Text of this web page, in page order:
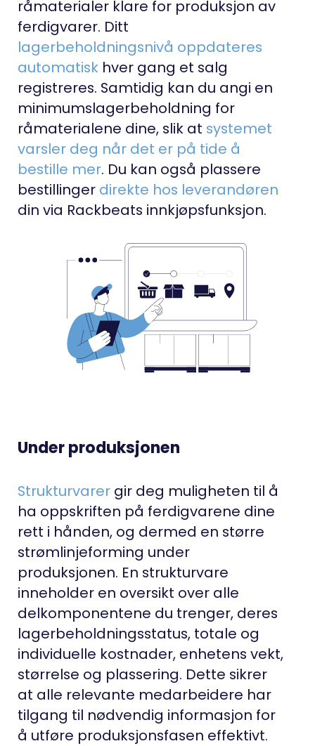
råmaterialer klare for produksjon av
ferdigvarer. Ditt
lagerbeholdningsnivå oppdateres
automatiskhver gang et salg
registreres. Samtidig kan du angi en
minimumslagerbeholdning for
råmaterialene dine, slik at systemet
varsler deg når det er på tide å
bestille mer. Du kan også plassere
bestillinger direkte hos leverandøren
din via Rackbeats innkjøpsfunksjon.
Under produksjonen
Strukturvarer gir deg muligheten til å
ha oppskriften på ferdigvarene dine
rett i hånden, og dermed en større
strømlinjeforming under
produksjonen. En strukturvare
inneholder en oversikt over alle
delkomponentene du trenger, deres
lagerbeholdningsstatus, totale og
individuelle kostnader, enhetens vekt,
størrelse og plassering. Dette sikrer
at alle relevante medarbeidere har
tilgang til nødvendig informasjon for
å utføre produksjonsfasen effektivt.